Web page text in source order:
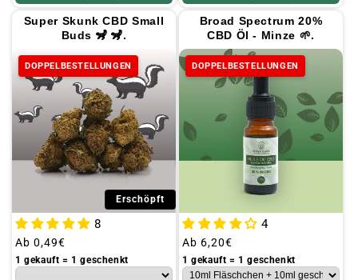
Super Skunk CBD Small
Buds 🦨 🦨.
DOPPELBESTELLUNGEN
Erschöpft
8
Üblicher
Preis
Ab 0,49€
1 gekauft = 1 geschenkt
Broad Spectrum 20%
CBD Öl - Minze 🌱.
DOPPELBESTELLUNGEN
4
Üblicher
Preis
Ab 6,20€
1 gekauft = 1 geschenkt